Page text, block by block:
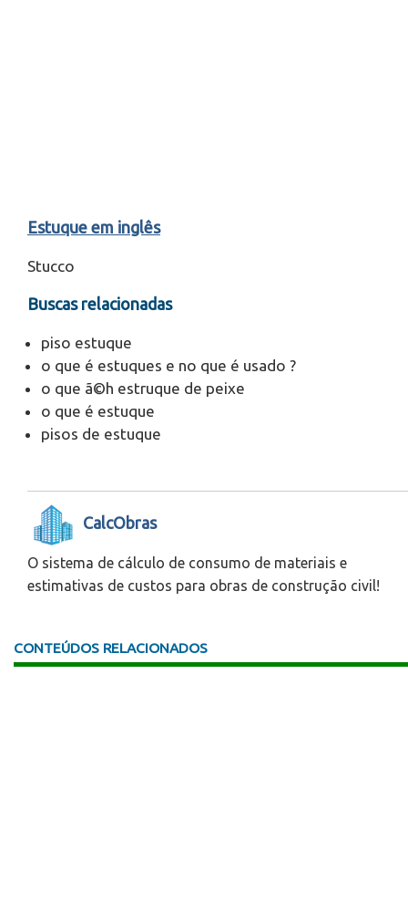
Estuque em inglês
Stucco
Buscas relacionadas
piso estuque
o que é estuques e no que é usado ?
o que ã©h estruque de peixe
o que é estuque
pisos de estuque
CalcObras
O sistema de cálculo de consumo de materiais e
estimativas de custos para obras de construção civil!
CONTEÚDOS RELACIONADOS